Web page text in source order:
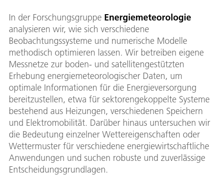
In der Forschungsgruppe Energiemeteorologie
analysieren wir, wie sich verschiedene
Beobachtungssysteme und numerische Modelle
methodisch optimieren lassen. Wir betreiben eigene
Messnetze zur boden- und satellitengestützten
Erhebung energiemeteorologischer Daten, um
optimale Informationen für die Energieversorgung
bereitzustellen, etwa für sektorengekoppelte Systeme
bestehend aus Heizungen, verschiedenen Speichern
und Elektromobilität. Darüber hinaus untersuchen wir
die Bedeutung einzelner Wettereigenschaften oder
Wettermuster für verschiedene energiewirtschaftliche
Anwendungen und suchen robuste und zuverlässige
Entscheidungsgrundlagen.